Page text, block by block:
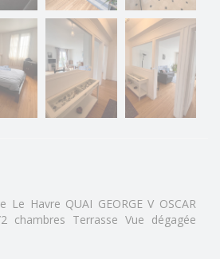
Le Havre QUAI GEORGE V OSCAR
chambres Terrasse Vue dégagée